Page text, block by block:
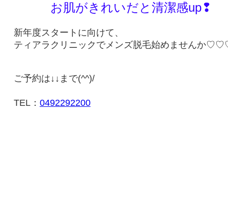
お肌がきれいだと清潔感up❢
新年度スタートに向けて、
ティアラクリニックでメンズ脱毛始めませんか
ご予約は↓↓まで(^^)/
TEL： 0492292200